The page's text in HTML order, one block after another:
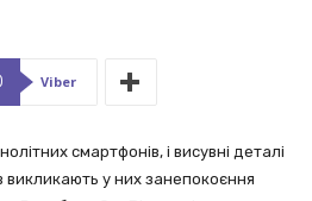
Viber
смартфонів, і висувні деталі
викликають у них занепокоєння